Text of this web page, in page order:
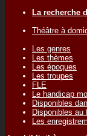
La recherche
Théâtre à
Les genres
Les thèmes
Les époques
Les troupes
FLE
Le handicap
Disponibles
Disponibles au
Les